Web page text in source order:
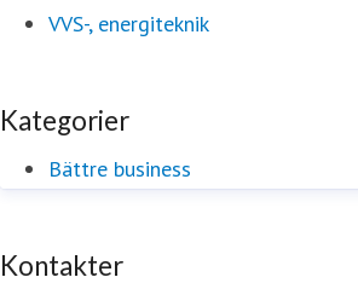
VVS-, energiteknik
Kategorier
Bättre business
Kontakter